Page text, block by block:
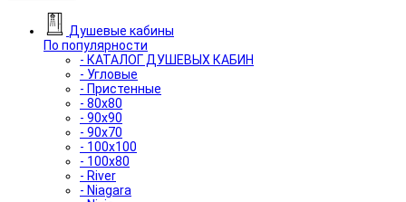
Душевые кабины
По популярности
- КАТАЛОГ ДУШЕВЫХ КАБИН
- Угловые
- Пристенные
- 80x80
- 90x90
- 90x70
- 100x100
- 100x80
- River
- Niagara